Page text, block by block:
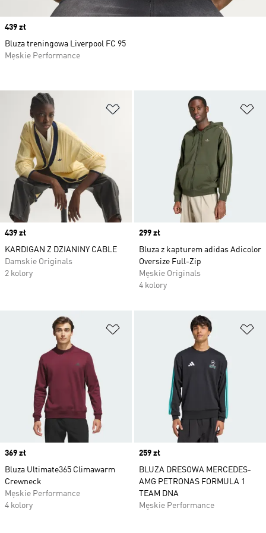
Dodaj do listy życzeń
Price
439 zł
KARDIGAN Z DZIANINY CABLE
Damskie Originals
2 kolory
Price
299 zł
Bluza z kapturem adidas Adicolor
Oversize Full-Zip
Męskie Originals
4 kolory
Dodaj do listy życzeń
Price
369 zł
Bluza Ultimate365 Climawarm
Crewneck
Męskie Performance
4 kolory
Price
259 zł
BLUZA DRESOWA MERCEDES-
AMG PETRONAS FORMULA 1
TEAM DNA
Męskie Performance
Price
439 zł
Bluza treningowa Liverpool FC 95
Męskie Performance